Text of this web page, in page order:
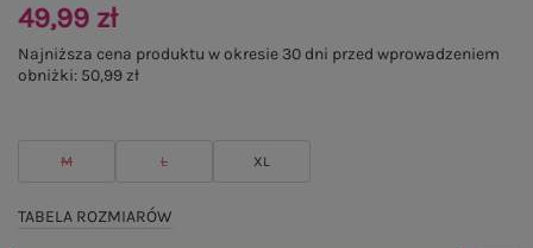
M L XL
TABELA ROZMIARÓW
49,99 zł
Najniższa cena produktu w okresie 30 dni przed wprowadzeniem
obniżki: 50,99 zł